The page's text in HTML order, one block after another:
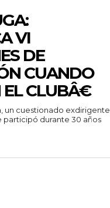
VI
DE
CUANDO
CLUBÂ€
un cuestionado exdirigente
durante 30 años